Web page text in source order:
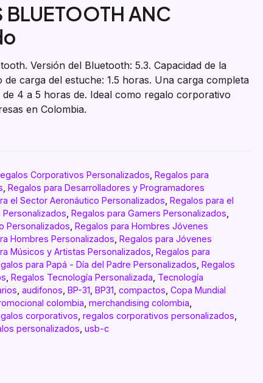
ANC
Versión del Bluetooth: 5.3. Capacidad de la
de carga del estuche: 1.5 horas. Una carga completa
4 a 5 horas de. Ideal como regalo corporativo
en Colombia.
Corporativos Personalizados, Regalos para
, Regalos para Desarrolladores y Programadores
el Sector Aeronáutico Personalizados, Regalos para el
, Regalos para Gamers Personalizados,
Personalizados, Regalos para Hombres Jóvenes
Hombres Personalizados, Regalos para Jóvenes
Músicos y Artistas Personalizados, Regalos para
para Papá - Día del Padre Personalizados, Regalos
, Regalos Tecnología Personalizada, Tecnología
,audifonos, BP-31, BP31,compactos,Copa Mundial
colombia,merchandising colombia,
corporativos,regalos corporativos personalizados,
personalizados,usb-c